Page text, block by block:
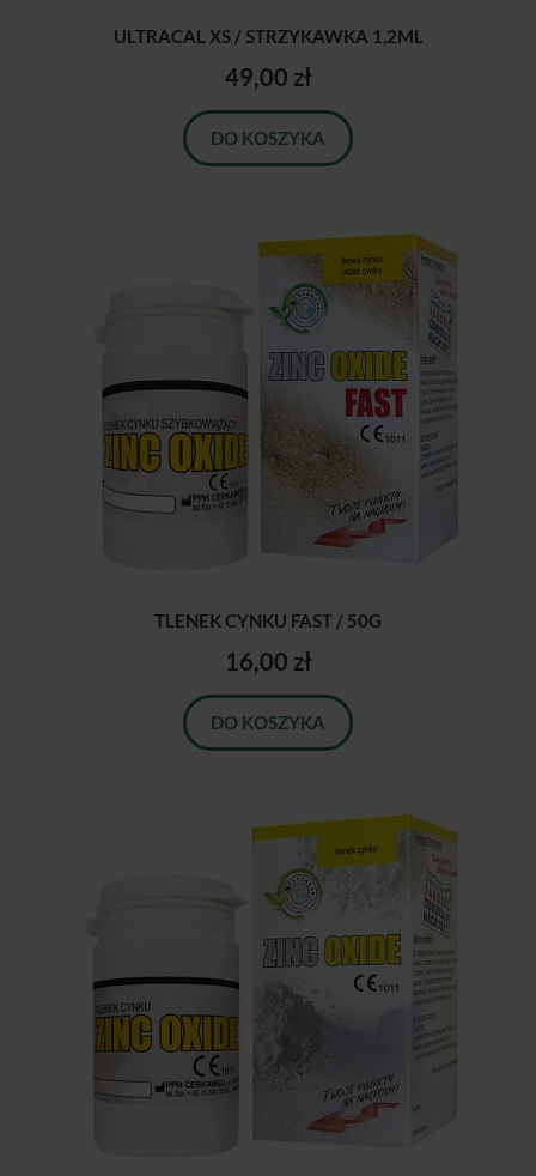
ULTRACAL XS / STRZYKAWKA 1,2ML
49,00 zł
DO KOSZYKA
TLENEK CYNKU FAST / 50G
16,00 zł
DO KOSZYKA